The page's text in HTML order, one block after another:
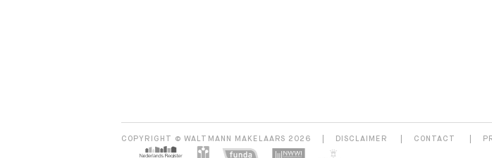
COPYRIGHT © WALTMANN MAKELAARS 2026 DISCLAIMER CONTACT